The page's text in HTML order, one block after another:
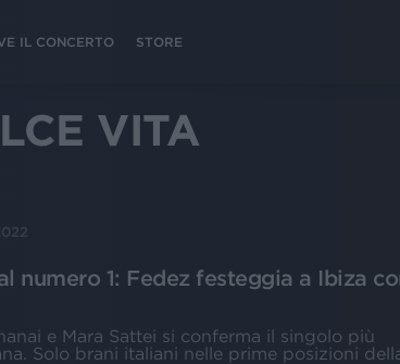
IL CONCERTO STORE
VITA
numero 1: Fedez festeggia a Ibiza
e Mara Sattei si conferma il singolo più
Solo brani italiani nelle prime posizioni